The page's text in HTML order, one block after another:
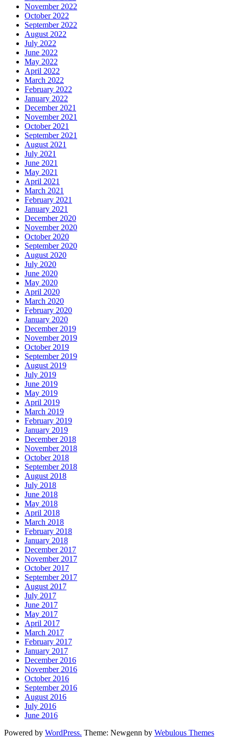
November 2022
October 2022
September 2022
August 2022
July 2022
June 2022
May 2022
April 2022
March 2022
February 2022
January 2022
December 2021
November 2021
October 2021
September 2021
August 2021
July 2021
June 2021
May 2021
April 2021
March 2021
February 2021
January 2021
December 2020
November 2020
October 2020
September 2020
August 2020
July 2020
June 2020
May 2020
April 2020
March 2020
February 2020
January 2020
December 2019
November 2019
October 2019
September 2019
August 2019
July 2019
June 2019
May 2019
April 2019
March 2019
February 2019
January 2019
December 2018
November 2018
October 2018
September 2018
August 2018
July 2018
June 2018
May 2018
April 2018
March 2018
February 2018
January 2018
December 2017
November 2017
October 2017
September 2017
August 2017
July 2017
June 2017
May 2017
April 2017
March 2017
February 2017
January 2017
December 2016
November 2016
October 2016
September 2016
August 2016
July 2016
June 2016
Powered by WordPress. Theme: Newgenn by Webulous Themes